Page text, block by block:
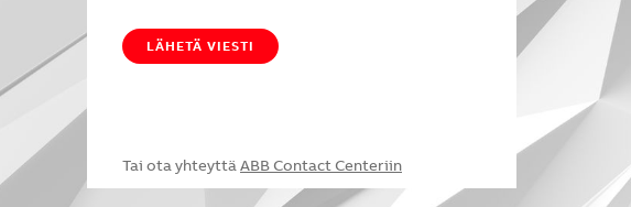
LÄHETÄ VIESTI
Tai ota yhteyttäABB Contact Centeriin